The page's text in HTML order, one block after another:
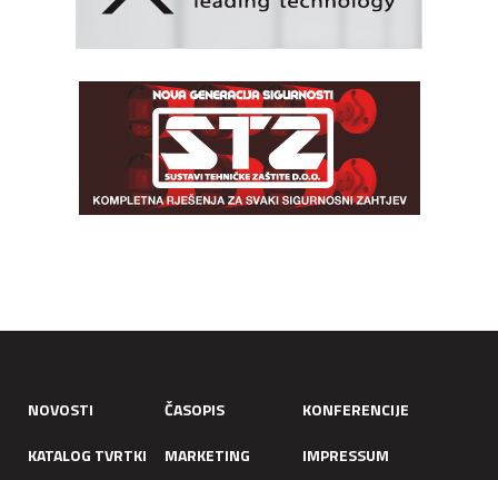
NOVOSTI ČASOPIS
KONFERENCIJE
KATALOG TVRTKI
MARKETING IMPRESSUM